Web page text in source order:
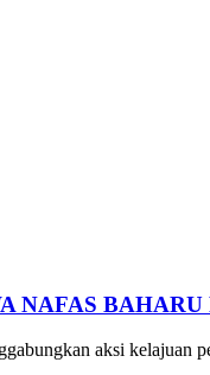
NAFAS
aksi kelajuan